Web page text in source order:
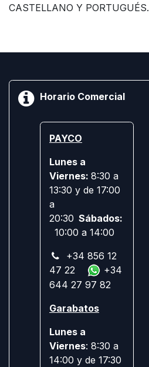
CASTELLANO Y PORTUGUÉS.
Horario Comercial
PAYCO
Lunes a
Viernes: 8:30 a
13:30 y de 17:00
a
20:30 Sábados:
10:00 a 14:00
+34 856 12
47 22
+34
644 27 97 82
Garabatos
Lunes a
Viernes: 8:30 a
14:00 y de 17:30